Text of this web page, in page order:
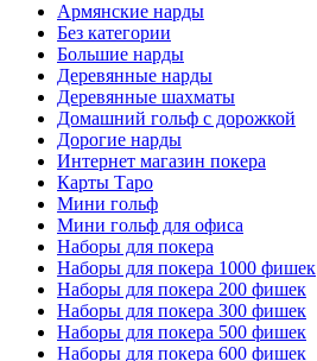
Армянские нарды
Без категории
Большие нарды
Деревянные нарды
Деревянные шахматы
Домашний гольф с дорожкой
Дорогие нарды
Интернет магазин покера
Карты Таро
Мини гольф
Мини гольф для офиса
Наборы для покера
Наборы для покера 1000 фишек
Наборы для покера 200 фишек
Наборы для покера 300 фишек
Наборы для покера 500 фишек
Наборы для покера 600 фишек